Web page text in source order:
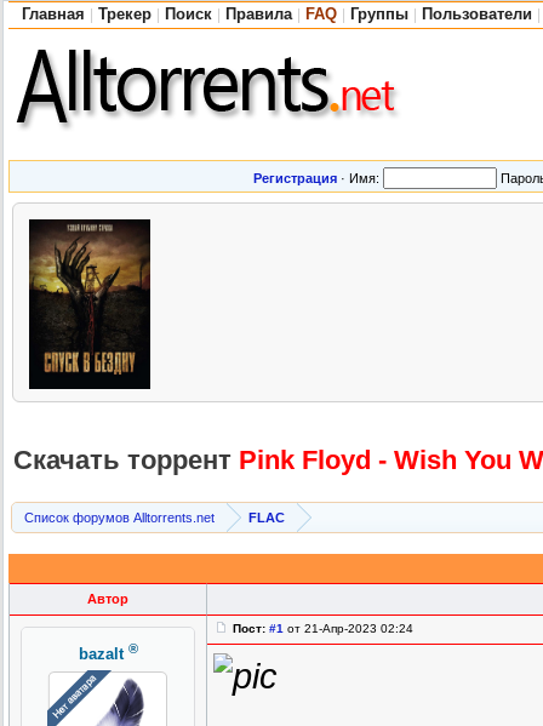
Главная Трекер Поиск Правила FAQ Группы Пользователи
Регистрация · Имя:
Скачать торрент Pink Floyd - Wish You
Список форумов Alltorrents.net FLAC
Автор
bazalt ®
Пост: #1 от 21-Апр-2023 02:24